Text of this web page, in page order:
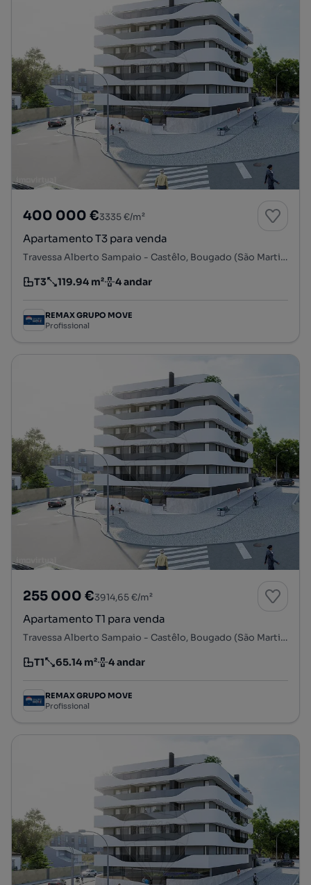
400 000 €3335 €/m²
Apartamento T3 para venda
Travessa Alberto Sampaio - Castêlo, Bougado (São Martinho e Santiago), Trofa, Porto
Tipologia
T3
Preço por metro quadrado
119.94 m²
Andar 4 andar
REMAX GRUPO MOVE
Profissional
255 000 €3914,65 €/m²
Apartamento T1 para venda
Travessa Alberto Sampaio - Castêlo, Bougado (São Martinho e Santiago), Trofa, Porto
Tipologia
T1
Preço por metro quadrado
65.14 m²
Andar 4 andar
REMAX GRUPO MOVE
Profissional